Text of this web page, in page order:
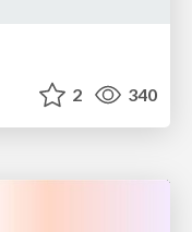
2 340